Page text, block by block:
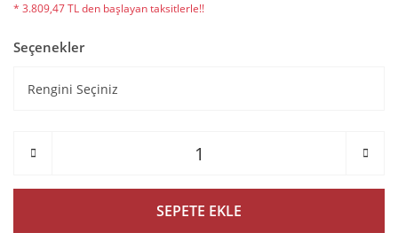
* 3.809,47 TL den başlayan taksitlerle!!
Seçenekler
SEPETE EKLE